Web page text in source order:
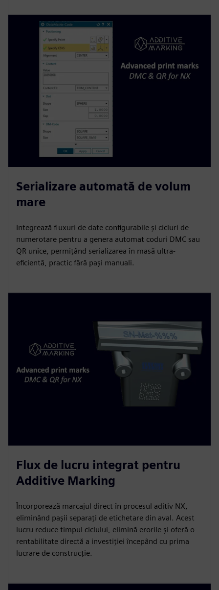
Serializare automată de volum
mare
Integrează fluxuri de date configurabile și cicluri de
numerotare pentru a genera automat coduri DMC sau
QR unice, permițând serializarea în masă ultra-
eficientă, practic fără pași manuali.
Flux de lucru integrat pentru
Additive Marking
Încorporează marcajul direct în procesul aditiv NX,
eliminând pașii separați de etichetare din aval. Acest
lucru reduce timpul ciclului, elimină erorile și oferă o
rentabilitate directă a investiției începând cu prima
lucrare de construcție.